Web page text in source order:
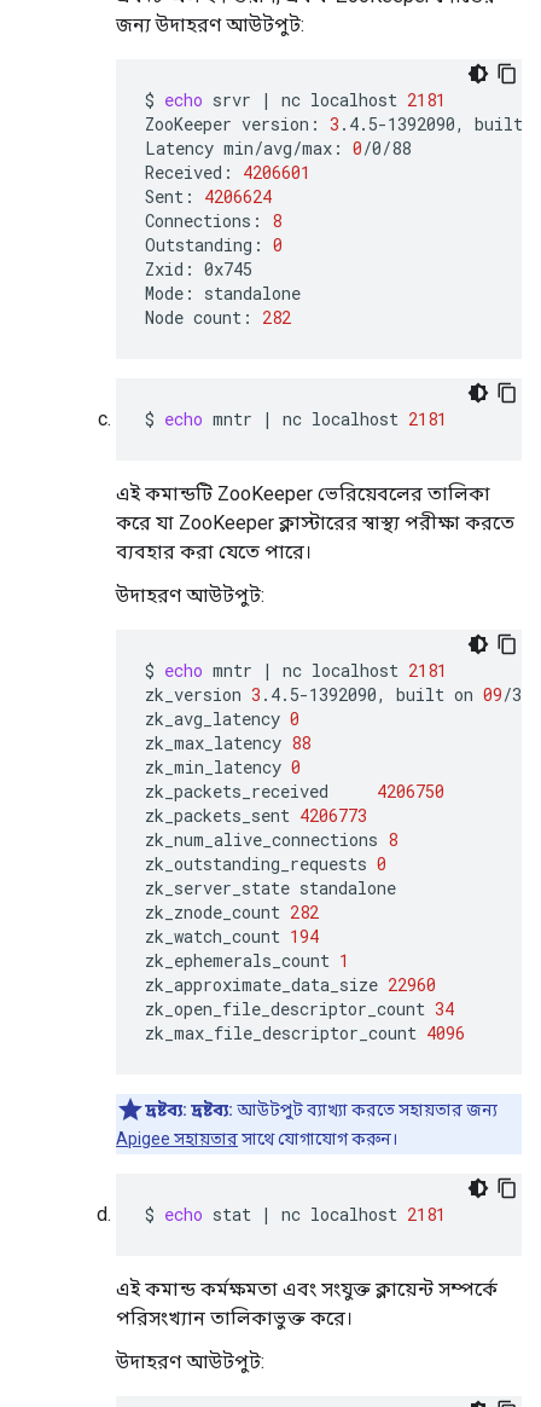
জন্য উদাহরণ আউটপুট:
$ echo srvr | nc localhost 2181
ZooKeeper version: 3 .4.5-1392090, built
Latency min/avg/max: 0/0/88
Received:
4206601
Sent:
4206624
Connections:
8
Outstanding: 0
Zxid: 0x745
Mode:
standalone
Node count: 282
$ echo mntr | nc localhost 2181
এই কমান্ডটি ZooKeeper ভেরিয়েবলের তালিকা
করে যা ZooKeeper ক্লাস্টারের স্বাস্থ্য পরীক্ষা করতে
ব্যবহার করা যেতে পারে।
উদাহরণ আউটপুট:
$ echo mntr | nc localhost 2181
zk_version 3 .4.5-1392090, built on 09/
zk_avg_latency 0
zk_max_latency 88
zk_min_latency 0
zk_packets_received
4206750
zk_packets_sent 4206773
zk_num_alive_connections 8
zk_outstanding_requests 0
zk_server_state standalone
zk_znode_count 282
zk_watch_count 194
zk_ephemerals_count 1
zk_approximate_data_size 22960
zk_open_file_descriptor_count 34
zk_max_file_descriptor_count 4096
দ্রষ্টব্য: দ্রষ্টব্য: আউটপুট ব্যাখ্যা করতে সহায়তার জন্য
Apigee সহায়তারসাথে যোগাযোগ করুন।
$ echo stat | nc localhost 2181
এই কমান্ড কর্মক্ষমতা এবং সংযুক্ত ক্লায়েন্ট সম্পর্কে
পরিসংখ্যান তালিকাভুক্ত করে।
উদাহরণ আউটপুট: